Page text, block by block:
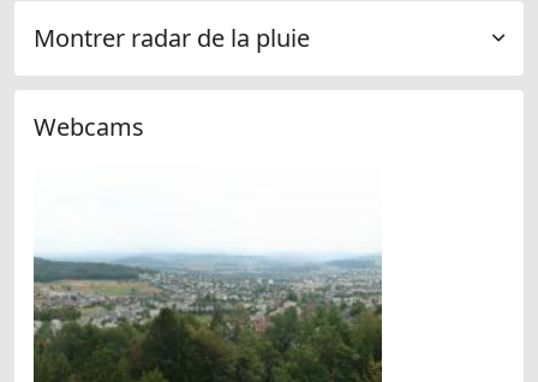
Montrer radar de la pluie
Webcams